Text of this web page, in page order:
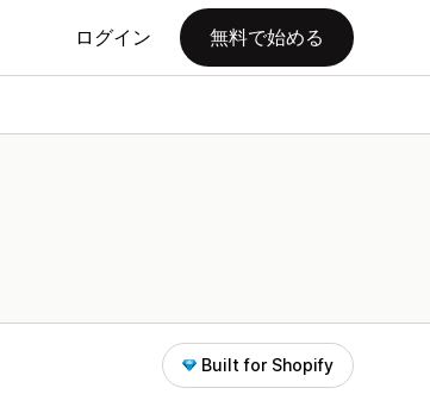
ログイン 無料で始める
Built for Shopify